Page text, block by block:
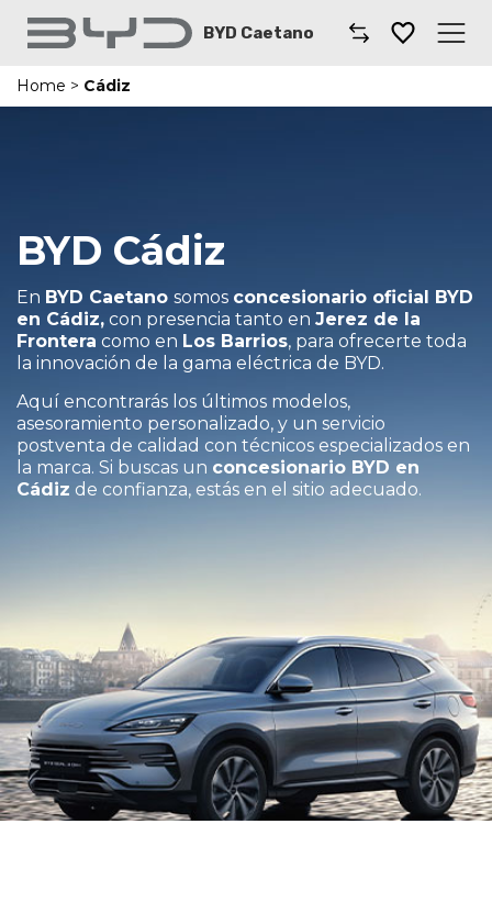
BYD Caetano
Renting
Coches por suscripción
Sobre BYD
Dónde encontrarnos
Home > Cádiz
BYD Cádiz
En BYD Caetano somos concesionario oficial BYD
en Cádiz, con presencia tanto en Jerez de la
Frontera como en Los Barrios, para ofrecerte toda
la innovación de la gama eléctrica de BYD.
Aquí encontrarás los últimos modelos,
asesoramiento personalizado, y un servicio
postventa de calidad con técnicos especializados en
la marca. Si buscas un concesionario BYD en
Cádiz de confianza, estás en el sitio adecuado.